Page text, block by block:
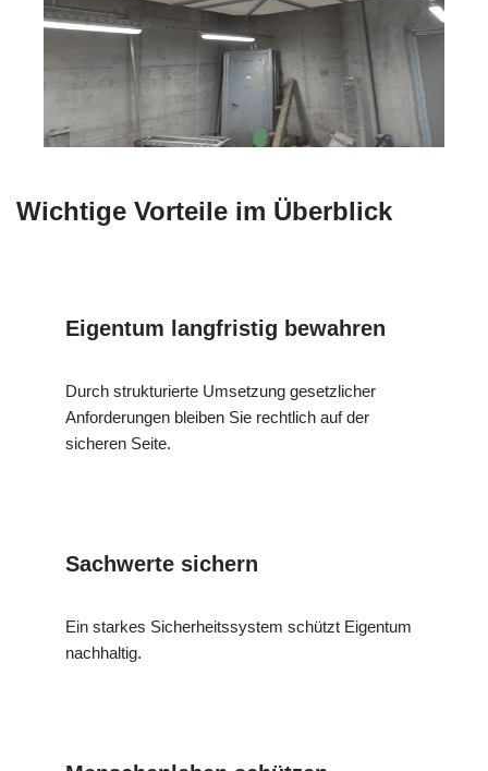
Wichtige Vorteile im Überblick
Eigentum langfristig bewahren
Durch strukturierte Umsetzung gesetzlicher
Anforderungen bleiben Sie rechtlich auf der
sicheren Seite.
Sachwerte sichern
Ein starkes Sicherheitssystem schützt Eigentum
nachhaltig.